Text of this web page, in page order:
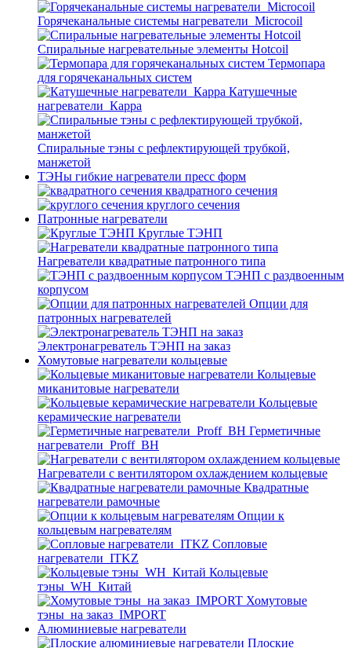
Горячеканальные системы нагреватели_Microcoil
Спиральные нагревательные элементы Hotcoil
Термопара
для горячеканальных систем
Катушечные
нагреватели_Карра
Спиральные тэны с рефлектирующей трубкой,
манжетой
ТЭНы гибкие нагреватели пресс форм
квадратного сечения
круглого сечения
Патронные нагреватели
Круглые ТЭНП
Нагреватели квадратные патронного типа
ТЭНП с раздвоенным
корпусом
Опции для
патронных нагревателей
Электронагреватель ТЭНП на заказ
Хомутовые нагреватели кольцевые
Кольцевые
миканитовые нагреватели
Кольцевые
керамические нагреватели
Герметичные
нагреватели_Proff_BH
Нагреватели с вентилятором охлаждением кольцевые
Квадратные
нагреватели рамочные
Опции к
кольцевым нагревателям
Cопловые
нагреватели_ITKZ
Кольцевые
тэны_WH_Китай
Хомутовые
тэны_на заказ_IMPORT
Алюминиевые нагреватели
Плоские